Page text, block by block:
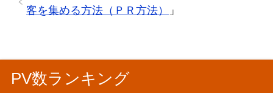
客を集める方法（ＰＲ方法）
」
PV数ランキング